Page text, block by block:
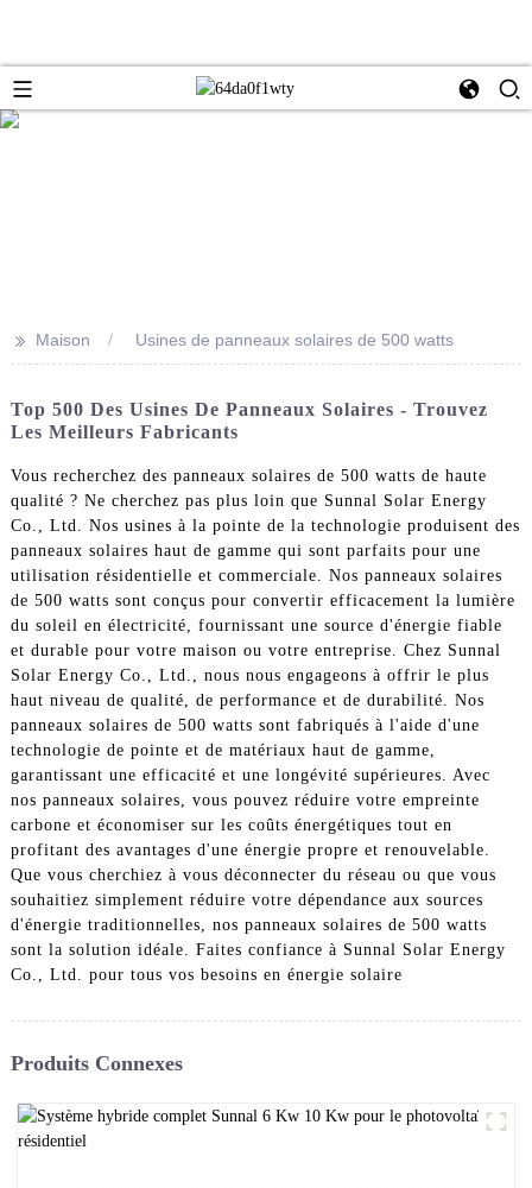
>> Maison Usines de panneaux solaires de 500 watts
Top 500 Des Usines De Panneaux Solaires - Trouvez
Les Meilleurs Fabricants
Vous recherchez des panneaux solaires de 500 watts de haute
qualité ? Ne cherchez pas plus loin que Sunnal Solar Energy
Co., Ltd. Nos usines à la pointe de la technologie produisent des
panneaux solaires haut de gamme qui sont parfaits pour une
utilisation résidentielle et commerciale. Nos panneaux solaires
de 500 watts sont conçus pour convertir efficacement la lumière
du soleil en électricité, fournissant une source d'énergie fiable
et durable pour votre maison ou votre entreprise. Chez Sunnal
Solar Energy Co., Ltd., nous nous engageons à offrir le plus
haut niveau de qualité, de performance et de durabilité. Nos
panneaux solaires de 500 watts sont fabriqués à l'aide d'une
technologie de pointe et de matériaux haut de gamme,
garantissant une efficacité et une longévité supérieures. Avec
nos panneaux solaires, vous pouvez réduire votre empreinte
carbone et économiser sur les coûts énergétiques tout en
profitant des avantages d'une énergie propre et renouvelable.
Que vous cherchiez à vous déconnecter du réseau ou que vous
souhaitiez simplement réduire votre dépendance aux sources
d'énergie traditionnelles, nos panneaux solaires de 500 watts
sont la solution idéale. Faites confiance à Sunnal Solar Energy
Co., Ltd. pour tous vos besoins en énergie solaire
Produits Connexes